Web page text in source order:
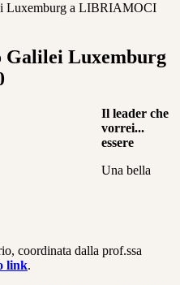
Luxemburg a LIBRIAMOCI
Galilei Luxemburg
Il leader che
vorrei...
essere
Una bella
coordinata dalla prof.ssa
link.